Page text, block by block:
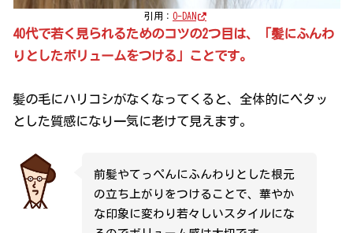
引用： O-DAN
40代で若く見られるためのコツの2つ目は、「髪にふんわ
りとしたボリュームをつける」ことです。
髪の毛にハリコシがなくなってくると、全体的にペタッ
とした質感になり一気に老けて見えます。
前髪やてっぺんにふんわりとした根元
の立ち上がりをつけることで、華やか
な印象に変わり若々しいスタイルにな